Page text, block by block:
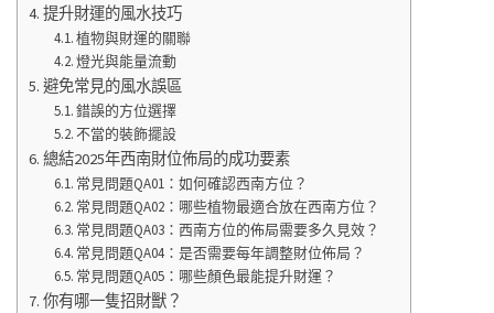
提升財運的風水技巧
植物與財運的關聯
燈光與能量流動
避免常見的風水誤區
錯誤的方位選擇
不當的裝飾擺設
總結2025年西南財位佈局的成功要素
常見問題QA01：如何確認西南方位？
常見問題QA02：哪些植物最適合放在西南方位？
常見問題QA03：西南方位的佈局需要多久見效？
常見問題QA04：是否需要每年調整財位佈局？
常見問題QA05：哪些顏色最能提升財運？
你有哪一隻招財獸？